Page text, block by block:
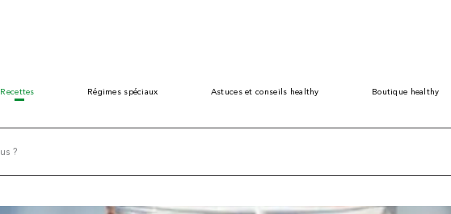
Recettes Régimes spéciaux Astuces et conseils healthy Boutique healthy